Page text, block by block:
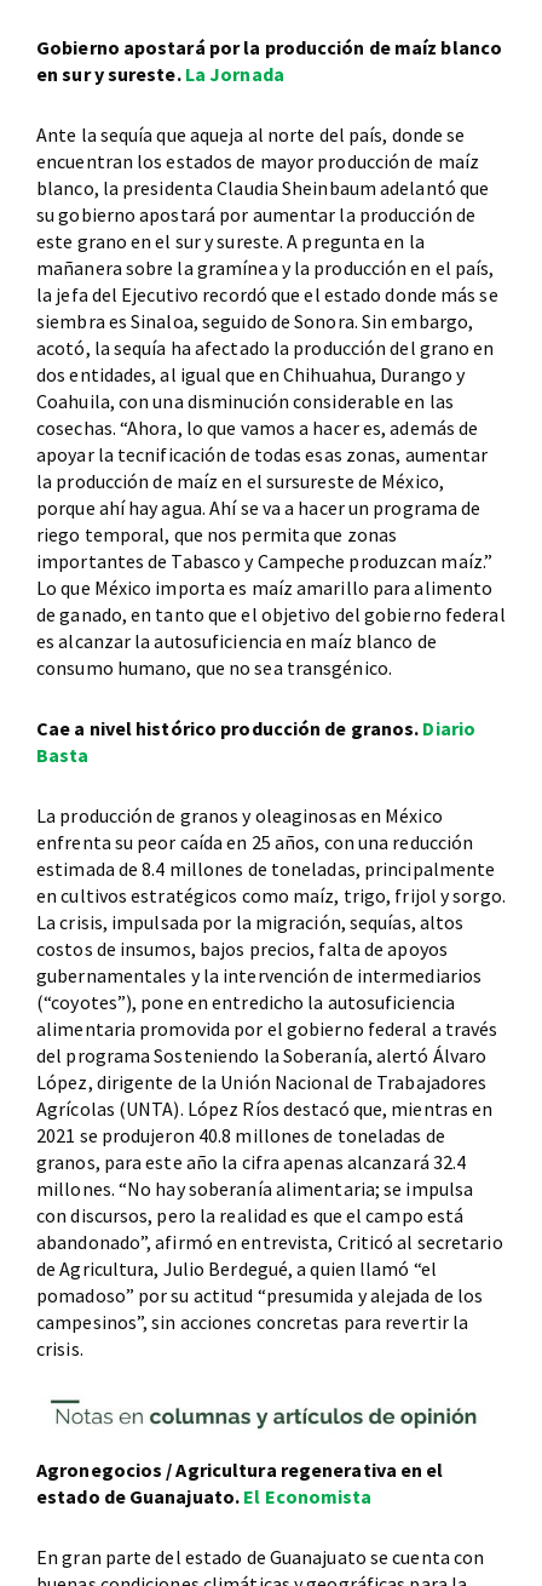
Gobierno apostará por la producción de maíz blanco
en sur y sureste. La Jornada
Ante la sequía que aqueja al norte del país, donde se
encuentran los estados de mayor producción de maíz
blanco, la presidenta Claudia Sheinbaum adelantó que
su gobierno apostará por aumentar la producción de
este grano en el sur y sureste. A pregunta en la
mañanera sobre la gramínea y la producción en el país,
la jefa del Ejecutivo recordó que el estado donde más se
siembra es Sinaloa, seguido de Sonora. Sin embargo,
acotó, la sequía ha afectado la producción del grano en
dos entidades, al igual que en Chihuahua, Durango y
Coahuila, con una disminución considerable en las
cosechas. “Ahora, lo que vamos a hacer es, además de
apoyar la tecnificación de todas esas zonas, aumentar
la producción de maíz en el sursureste de México,
porque ahí hay agua. Ahí se va a hacer un programa de
riego temporal, que nos permita que zonas
importantes de Tabasco y Campeche produzcan maíz.”
Lo que México importa es maíz amarillo para alimento
de ganado, en tanto que el objetivo del gobierno federal
es alcanzar la autosuficiencia en maíz blanco de
consumo humano, que no sea transgénico.
Cae a nivel histórico producción de granos. Diario
Basta
La producción de granos y oleaginosas en México
enfrenta su peor caída en 25 años, con una reducción
estimada de 8.4 millones de toneladas, principalmente
en cultivos estratégicos como maíz, trigo, frijol y sorgo.
La crisis, impulsada por la migración, sequías, altos
costos de insumos, bajos precios, falta de apoyos
gubernamentales y la intervención de intermediarios
(“coyotes”), pone en entredicho la autosuficiencia
alimentaria promovida por el gobierno federal a través
del programa Sosteniendo la Soberanía, alertó Álvaro
López, dirigente de la Unión Nacional de Trabajadores
Agrícolas (UNTA). López Ríos destacó que, mientras en
2021 se produjeron 40.8 millones de toneladas de
granos, para este año la cifra apenas alcanzará 32.4
millones. “No hay soberanía alimentaria; se impulsa
con discursos, pero la realidad es que el campo está
abandonado”, afirmó en entrevista, Criticó al secretario
de Agricultura, Julio Berdegué, a quien llamó “el
pomadoso” por su actitud “presumida y alejada de los
campesinos”, sin acciones concretas para revertir la
crisis.
Agronegocios / Agricultura regenerativa en el
estado de Guanajuato. El Economista
En gran parte del estado de Guanajuato se cuenta con